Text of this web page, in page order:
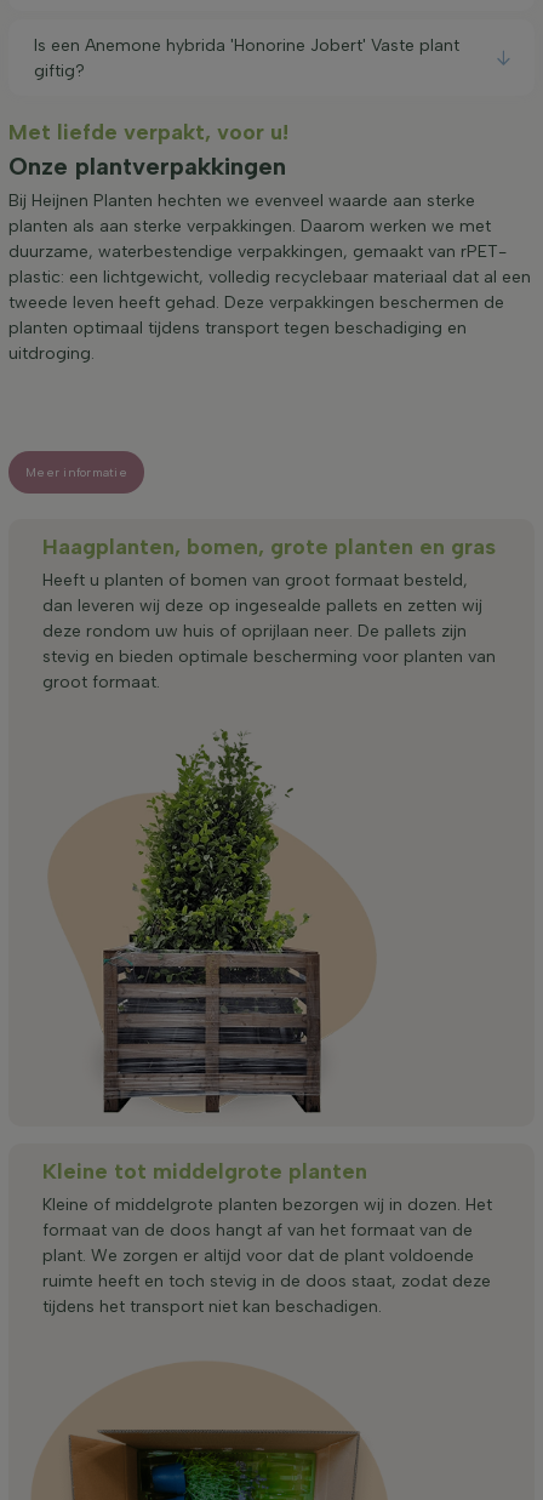
Is een Anemone hybrida 'Honorine Jobert' Vaste plant
giftig?
Met liefde verpakt, voor u!
Onze plantverpakkingen
Bij Heijnen Planten hechten we evenveel waarde aan sterke
planten als aan sterke verpakkingen. Daarom werken we met
duurzame, waterbestendige verpakkingen, gemaakt van rPET-
plastic: een lichtgewicht, volledig recyclebaar materiaal dat al een
tweede leven heeft gehad. Deze verpakkingen beschermen de
planten optimaal tijdens transport tegen beschadiging en
uitdroging.
Meer informatie
Haagplanten, bomen, grote planten en gras
Heeft u planten of bomen van groot formaat besteld,
dan leveren wij deze op ingesealde pallets en zetten wij
deze rondom uw huis of oprijlaan neer. De pallets zijn
stevig en bieden optimale bescherming voor planten van
groot formaat.
Kleine tot middelgrote planten
Kleine of middelgrote planten bezorgen wij in dozen. Het
formaat van de doos hangt af van het formaat van de
plant. We zorgen er altijd voor dat de plant voldoende
ruimte heeft en toch stevig in de doos staat, zodat deze
tijdens het transport niet kan beschadigen.